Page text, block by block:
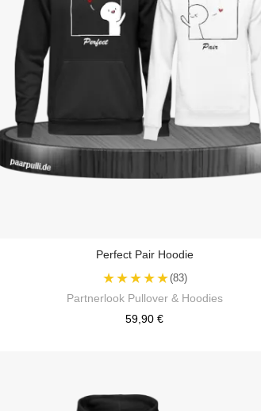
Perfect Pair Hoodie
★★★★★(83)
Partnerlook Pullover & Hoodies
59,90 €